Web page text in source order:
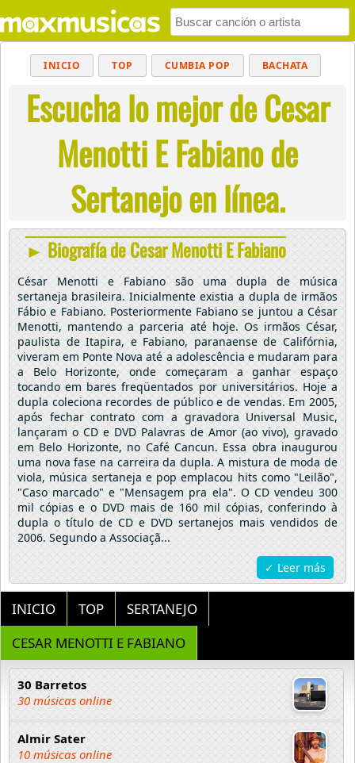
INICIO TOP CUMBIA POP BACHATA
MUSICA CRISTIANA REGGAETON
BALADAS ALTERNATIVO ELECTRÓNICA
CUMBIAS
Escucha lo mejor de Cesar
Menotti E Fabiano de
Sertanejo en línea.
► Biografía de Cesar Menotti E Fabiano
César Menotti e Fabiano são uma dupla de música
sertaneja brasileira. Inicialmente existia a dupla de irmãos
Fábio e Fabiano. Posteriormente Fabiano se juntou a César
Menotti, mantendo a parceria até hoje. Os irmãos César,
paulista de Itapira, e Fabiano, paranaense de Califórnia,
viveram em Ponte Nova até a adolescência e mudaram para
a Belo Horizonte, onde começaram a ganhar espaço
tocando em bares freqüentados por universitários. Hoje a
dupla coleciona recordes de público e de vendas. Em 2005,
após fechar contrato com a gravadora Universal Music,
lançaram o CD e DVD Palavras de Amor (ao vivo), gravado
em Belo Horizonte, no Café Cancun. Essa obra inaugurou
uma nova fase na carreira da dupla. A mistura de moda de
viola, música sertaneja e pop emplacou hits como "Leilão",
"Caso marcado" e "Mensagem pra ela". O CD vendeu 300
mil cópias e o DVD mais de 160 mil cópias, conferindo à
dupla o título de CD e DVD sertanejos mais vendidos de
2006. Segundo a Associaçã...
✓ Leer más
INICIO TOP
SERTANEJO
CESAR MENOTTI E FABIANO
30 Barretos
30 músicas online
Almir Sater
10 músicas online